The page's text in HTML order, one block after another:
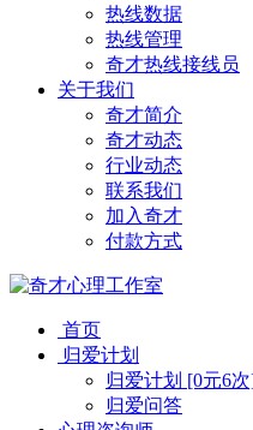
热线数据
热线管理
奇才热线接线员
关于我们
奇才简介
奇才动态
行业动态
联系我们
加入奇才
付款方式
首页
归爱计划
归爱计划 [0元6
归爱问答